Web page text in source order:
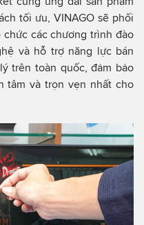
tối ưu, VINAGO sẽ phối
các chương trình đào
và hỗ trợ năng lực bán
trên toàn quốc, đảm bảo
tâm và trọn vẹn nhất cho